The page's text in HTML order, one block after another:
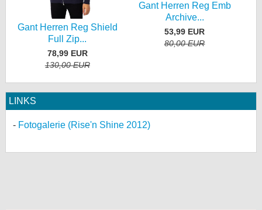
Gant Herren Reg Shield
Full Zip...
78,99 EUR
130,00 EUR
Gant Herren Reg Emb
Archive...
53,99 EUR
80,00 EUR
LINKS
Fotogalerie (Rise'n Shine 2012)